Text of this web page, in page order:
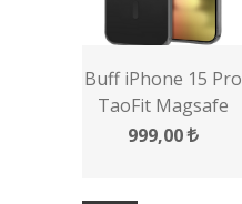
Buff iPhone 15 Pro
TaoFit Magsafe
Kılıf
999,00